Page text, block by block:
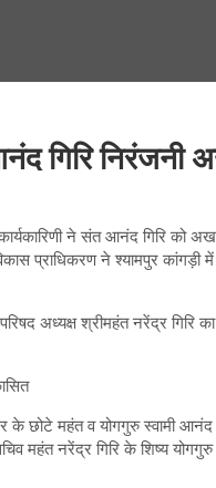
गिरि निरंजनी
ने संत आनंद गिरि को
प्राधिकरण ने श्यामपुर कांगड़ी
अध्यक्ष श्रीमहंत नरेंद्र गिरि
छोटे महंत व योगगुरु स्वामी आनंद
नरेंद्र गिरि के शिष्य योगगुरु